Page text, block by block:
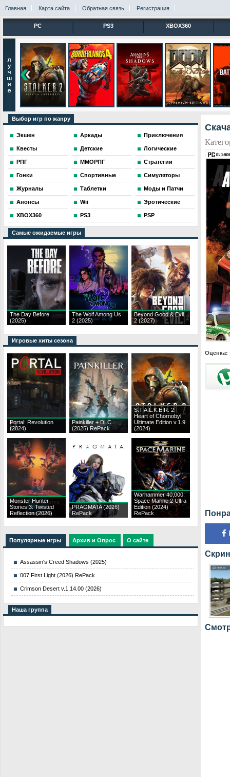
Главная Карта сайта Обратная связь Регистрация
PC PS3 XBOX360
Выбор игр по жанру
Экшен Аркады Приключения
Квесты Детские Логические
РПГ ММОРПГ Стратегии
Гонки Спортивные Симуляторы
Журналы Таблетки Моды и Патчи
Анонсы Wii Эротические
XBOX360 PS3 PSP
Самые ожидаемые игры
The Day Before
(2025)
The Wolf Among Us
2 (2025)
Beyond Good & Evil
2 (2027)
Игровые хиты сезона
Portal: Revolution
(2024)
Painkiller + DLC
(2025) RePack
S.T.A.L.K.E.R. 2:
Heart of Chornobyl
Ultimate Edition v.1.9
(2024)
Monster Hunter
Stories 3: Twisted
Reflection (2026)
PRAGMATA (2026)
RePack
Warhammer 40,000:
Space Marine 2 Ultra
Edition (2024)
RePack
Популярные игры Архив и Опрос О сайте
Assassin's Creed Shadows (2025)
007 First Light (2026) RePack
Crimson Desert v.1.14.00 (2026)
Наша группа
Оценка: